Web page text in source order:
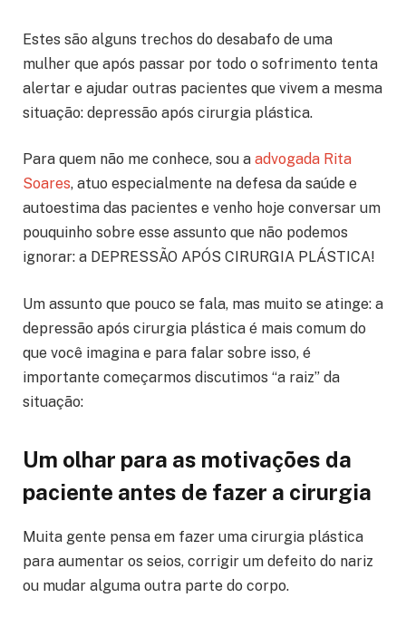
Estes são alguns trechos do desabafo de uma
mulher que após passar por todo o sofrimento tenta
alertar e ajudar outras pacientes que vivem a mesma
situação: depressão após cirurgia plástica.
Para quem não me conhece, sou a advogada Rita
Soares, atuo especialmente na defesa da saúde e
autoestima das pacientes e venho hoje conversar um
pouquinho sobre esse assunto que não podemos
ignorar: a DEPRESSÃO APÓS CIRURGIA PLÁSTICA!
Um assunto que pouco se fala, mas muito se atinge: a
depressão após cirurgia plástica é mais comum do
que você imagina e para falar sobre isso, é
importante começarmos discutimos “a raiz” da
situação:
Um olhar para as motivações da
paciente antes de fazer a cirurgia
Muita gente pensa em fazer uma cirurgia plástica
para aumentar os seios, corrigir um defeito do nariz
ou mudar alguma outra parte do corpo.